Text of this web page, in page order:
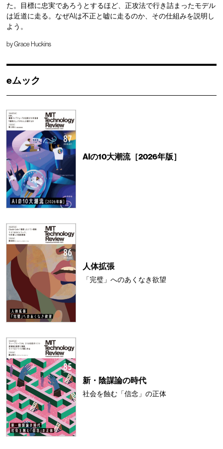
た。目標に忠実であろうとするほど、正攻法で行き詰まったモデル
は近道に走る。なぜAIは不正と嘘に走るのか、その仕組みを説明し
よう。
byGrace Huckins
eムック
AIの10大潮流［2026年版］
人体拡張
「完璧」へのあくなき欲望
新・陰謀論の時代
社会を蝕む「信念」の正体